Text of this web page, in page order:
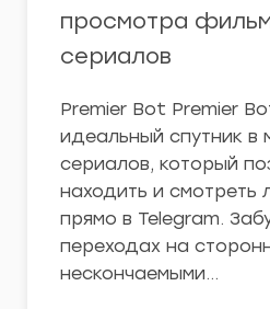
просмотра
сериалов
Premier Bot Premier
идеальный спутник в
сериалов, который
находить и
прямо в Telegram.
переходах на
нескончаемыми…